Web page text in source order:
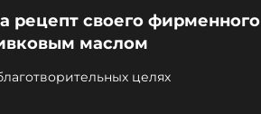
рецепт своего фирменного
маслом
целях